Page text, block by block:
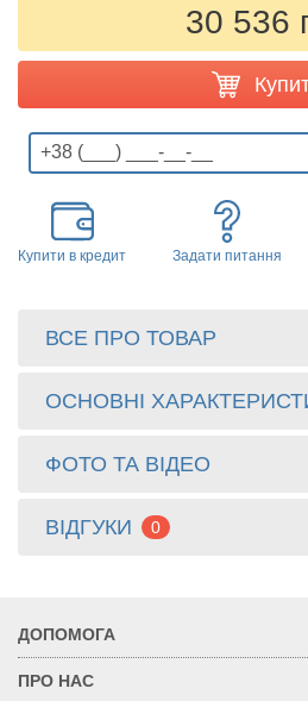
30 536
Купити в кредит Задати питання
ВСЕ ПРО ТОВАР
ОСНОВНІ
ФОТО ТА ВІДЕО
ВІДГУКИ 0
ДОПОМОГА
ПРО НАС